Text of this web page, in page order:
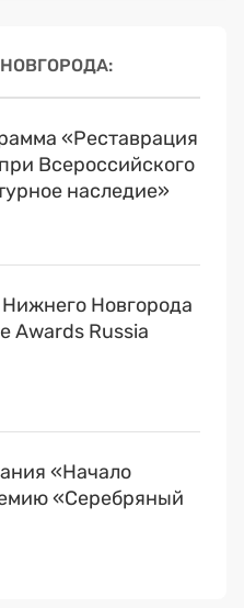
«Реставрация
Всероссийского
наследие»
Новгорода
Awards Russia
«Начало
«Серебряный